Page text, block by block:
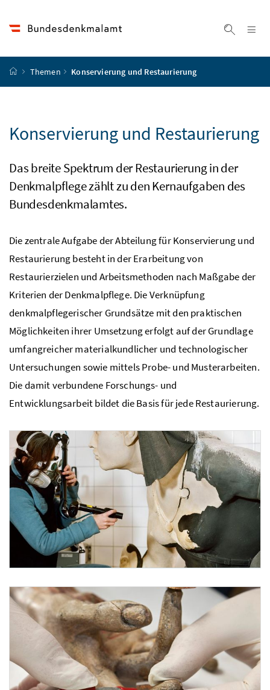
Startseite
Themen Konservierung und Restaurierung
Konservierung und Restaurierung
Das breite Spektrum der Restaurierung in der
Denkmalpflege zählt zu den Kernaufgaben des
Bundesdenkmalamtes.
Die zentrale Aufgabe der Abteilung für Konservierung und
Restaurierung besteht in der Erarbeitung von
Restaurierzielen und Arbeitsmethoden nach Maßgabe der
Kriterien der Denkmalpflege. Die Verknüpfung
denkmalpflegerischer Grundsätze mit den praktischen
Möglichkeiten ihrer Umsetzung erfolgt auf der Grundlage
umfangreicher materialkundlicher und technologischer
Untersuchungen sowie mittels Probe- und Musterarbeiten.
Die damit verbundene Forschungs- und
Entwicklungsarbeit bildet die Basis für jede Restaurierung.
Foto 1: Bundesdenkmalamt